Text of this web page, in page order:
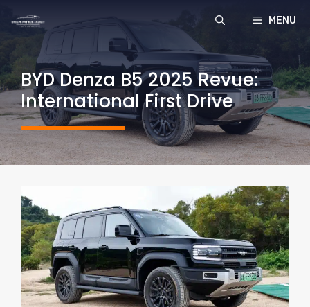
contenu
MENU
BYD Denza B5 2025 Revue:
International First Drive